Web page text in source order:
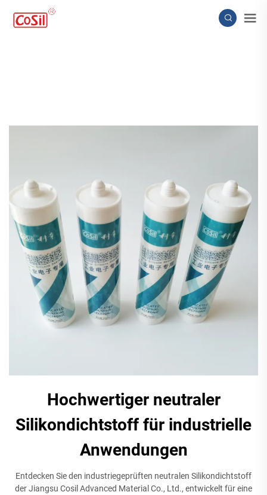
Hochwertiger neutraler
Silikondichtstoff für industrielle
Anwendungen
Entdecken Sie den industriegeprüften neutralen Silikondichtstoff
der Jiangsu Cosil Advanced Material Co., Ltd., entwickelt für eine